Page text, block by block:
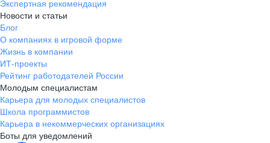
Экспертная рекомендация
Новости и статьи
Блог
О компаниях в игровой форме
Жизнь в компании
ИТ-проекты
Рейтинг работодателей России
Молодым специалистам
Карьера для молодых специалистов
Школа программистов
Карьера в некоммерческих организациях
Боты для уведомлений